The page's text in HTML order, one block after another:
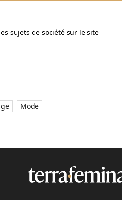
sujets de société sur le site
Mode